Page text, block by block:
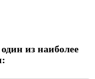
из наиболее